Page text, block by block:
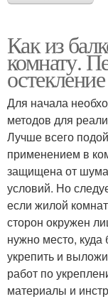
Как из
комнату.
Для начала
методов для
Лучше всего
применением в
защищена от шума
условий. Но
если жилой
сторон окружен
нужно место, куда
укрепить и
работ по
материалы и